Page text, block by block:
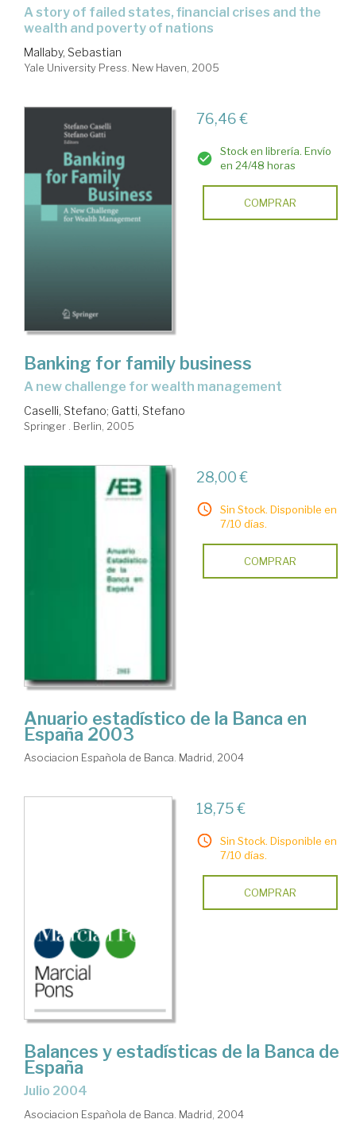
a story of failed states, financial crises and the
wealth and poverty of nations
Mallaby, Sebastian
Yale University Press. New Haven, 2005
76,46 €
Stock en librería. Envío
en 24/48 horas
COMPRAR
Banking for family business
a new challenge for wealth management
Caselli, Stefano; Gatti, Stefano
Springer . Berlin, 2005
28,00 €
Sin Stock. Disponible en
7/10 días.
COMPRAR
Anuario estadístico de la Banca en
España 2003
Asociacion Española de Banca. Madrid, 2004
18,75 €
Sin Stock. Disponible en
7/10 días.
COMPRAR
Balances y estadísticas de la Banca de
España
julio 2004
Asociacion Española de Banca. Madrid, 2004